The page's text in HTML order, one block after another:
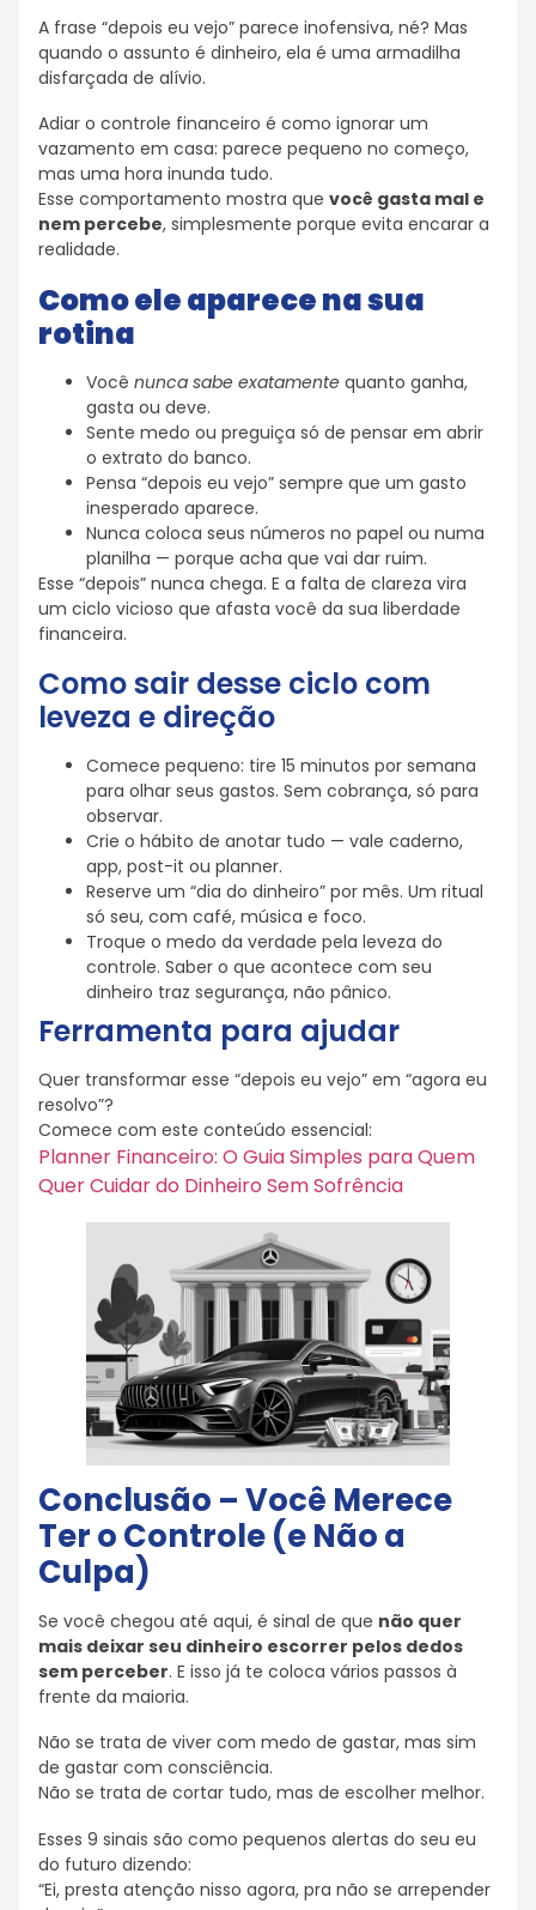
A frase “depois eu vejo” parece inofensiva, né? Mas
quando o assunto é dinheiro, ela é uma armadilha
disfarçada de alívio.
Adiar o controle financeiro é como ignorar um
vazamento em casa: parece pequeno no começo,
mas uma hora inunda tudo.
Esse comportamento mostra que você gasta mal e
nem percebe, simplesmente porque evita encarar a
realidade.
Como ele aparece na sua
rotina
Você nunca sabe exatamente quanto ganha,
gasta ou deve.
Sente medo ou preguiça só de pensar em abrir
o extrato do banco.
Pensa “depois eu vejo” sempre que um gasto
inesperado aparece.
Nunca coloca seus números no papel ou numa
planilha — porque acha que vai dar ruim.
Esse “depois” nunca chega. E a falta de clareza vira
um ciclo vicioso que afasta você da sua liberdade
financeira.
Como sair desse ciclo com
leveza e direção
Comece pequeno: tire 15 minutos por semana
para olhar seus gastos. Sem cobrança, só para
observar.
Crie o hábito de anotar tudo — vale caderno,
app, post-it ou planner.
Reserve um “dia do dinheiro” por mês. Um ritual
só seu, com café, música e foco.
Troque o medo da verdade pela leveza do
controle. Saber o que acontece com seu
dinheiro traz segurança, não pânico.
Ferramenta para ajudar
Quer transformar esse “depois eu vejo” em “agora eu
resolvo”?
Comece com este conteúdo essencial:
Planner Financeiro: O Guia Simples para Quem
Quer Cuidar do Dinheiro Sem Sofrência
Conclusão – Você Merece
Ter o Controle (e Não a
Culpa)
Se você chegou até aqui, é sinal de que não quer
mais deixar seu dinheiro escorrer pelos dedos
sem perceber. E isso já te coloca vários passos à
frente da maioria.
Não se trata de viver com medo de gastar, mas sim
de gastar com consciência.
Não se trata de cortar tudo, mas de escolher melhor.
Esses 9 sinais são como pequenos alertas do seu eu
do futuro dizendo:
“Ei, presta atenção nisso agora, pra não se arrepender